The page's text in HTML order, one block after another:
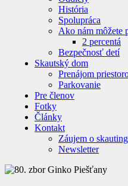
História
Spolupráca
Ako nám môžete
2 percentá
Bezpečnosť detí
Skautský dom
Prenájom
Parkovanie
Pre členov
Fotky
Články
Kontakt
Záujem o skauting
Newsletter